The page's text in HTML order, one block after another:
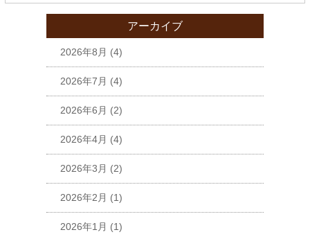
アーカイブ
2026年8月 (4)
2026年7月 (4)
2026年6月 (2)
2026年4月 (4)
2026年3月 (2)
2026年2月 (1)
2026年1月 (1)